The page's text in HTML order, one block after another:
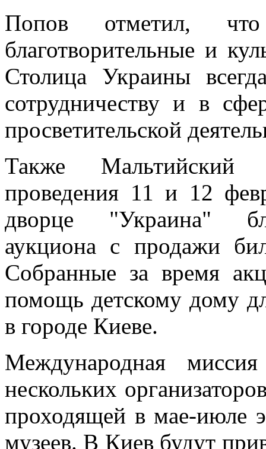
Попов отметил,
благотворительные и
Столица Украины
сотрудничеству и в
просветительской
Также Мальтийский
проведения 11 и 12
дворце "Украина"
аукциона с продажи
Собранные за время
помощь детскому дому
в городе Киеве.
Международная
нескольких
проходящей в мае-июле
музеев. В Киев будут